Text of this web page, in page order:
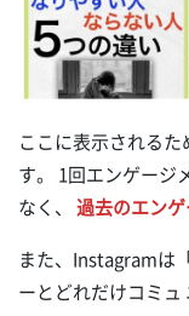
ここに表示される
す。 1回エンゲージ
なく、 過去のエンゲ
また、Instagramは
ーとどれだけコミ